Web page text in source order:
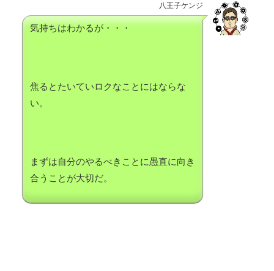
八王子ケンジ
気持ちはわかるが・・・
焦るとたいていロクなことにはならな
い。
まずは自分のやるべきことに愚直に向き
合うことが大切だ。